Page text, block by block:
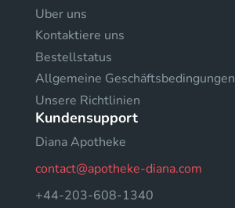
Uber uns
Kontaktiere uns
Bestellstatus
Allgemeine Geschäftsbedingungen
Unsere Richtlinien
Kundensupport
Diana Apotheke
contact@apotheke-diana.com
+44-203-608-1340